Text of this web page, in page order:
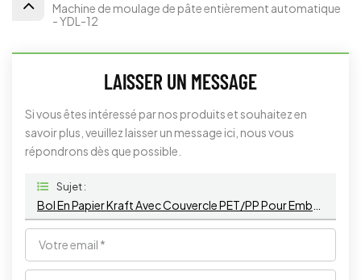
Machine de moulage de pâte entièrement automatique
- YDL-12
LAISSER UN MESSAGE
Si vous êtes intéressé par nos produits et souhaitez en
savoir plus, veuillez laisser un message ici, nous vous
répondrons dès que possible.
Sujet :